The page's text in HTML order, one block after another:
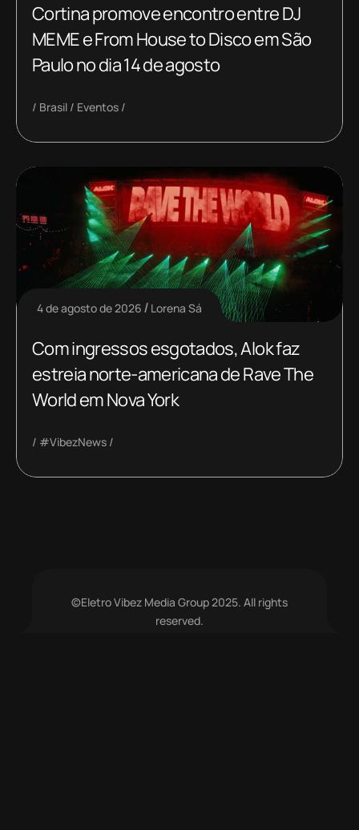
Cortina promove encontro entre DJ
MEME e From House to Disco em São
Paulo no dia 14 de agosto
Brasil Eventos
4 de agosto de 2026 Lorena Sá
Com ingressos esgotados, Alok faz
estreia norte-americana de Rave The
World em Nova York
#VibezNews
©Eletro Vibez Media Group 2025. All rights
reserved.